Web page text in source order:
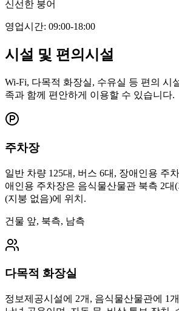
신선한 붕어
영업시간: 09:00-18:00
시설 및 편의시설
Wi-Fi, 다목적 화장실, 수유실 등 편의 시
족과 함께 편안하게 이용할 수 있습니다.
주차장
일반 차량 125대, 버스 6대, 장애인용 주
애인용 주차장은 음식물산물관 북측 2대
(지붕 없음)에 위치.
건물 앞, 북측, 남측
다목적 화장실
정보제공시설에 2개, 음식물산물관에 1